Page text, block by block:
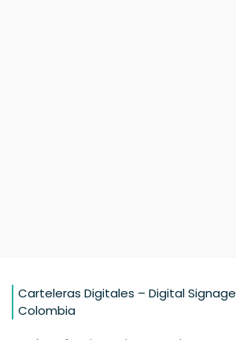
Carteleras Digitales – Digital Signage
Colombia